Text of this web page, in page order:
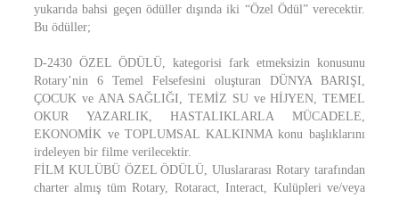
yukarıda bahsi geçen ödüller dışında iki “Özel Ödül” verecektir.
Bu ödüller;
D-2430 ÖZEL ÖDÜLÜ, kategorisi fark etmeksizin konusunu
Rotary’nin 6 Temel Felsefesini oluşturan DÜNYA BARIŞI,
ÇOCUK ve ANA SAĞLIĞI, TEMİZ SU ve HİJYEN, TEMEL
OKUR YAZARLIK, HASTALIKLARLA MÜCADELE,
EKONOMİK ve TOPLUMSAL KALKINMA konu başlıklarını
irdeleyen bir filme verilecektir.
FİLM KULÜBÜ ÖZEL ÖDÜLÜ, Uluslararası Rotary tarafından
charter almış tüm Rotary, Rotaract, Interact, Kulüpleri ve/veya